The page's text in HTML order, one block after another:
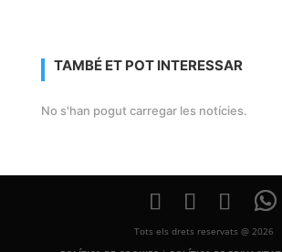
TAMBÉ ET POT INTERESSAR
No s'han pogut carregar les notícies.
Tots els drets reservats @ 2026